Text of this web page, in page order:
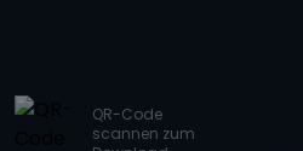
QR-Code
scannen zum